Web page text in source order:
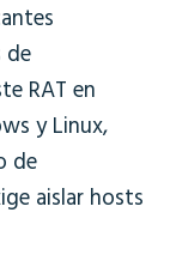
de
RAT en
y Linux,
de
aislar hosts